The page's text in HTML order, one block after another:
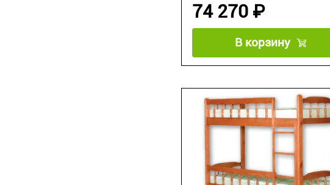
74 270 ₽
В корзину